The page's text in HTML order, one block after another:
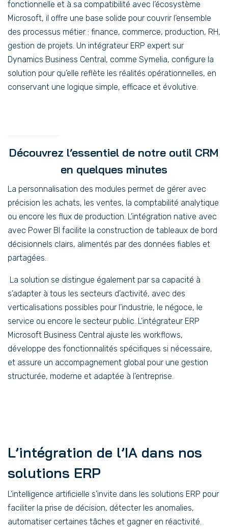
fonctionnelle et à sa compatibilité avec l’écosystème
Microsoft, il offre une base solide pour couvrir l’ensemble
des processus métier : finance, commerce, production, RH,
gestion de projets. Un intégrateur ERP expert sur
Dynamics Business Central, comme Symelia, configure la
solution pour qu’elle reflète les réalités opérationnelles, en
conservant une logique simple, efficace et évolutive.
Découvrez l’essentiel de notre outil CRM
en quelques minutes
La personnalisation des modules permet de gérer avec
précision les achats, les ventes, la comptabilité analytique
ou encore les flux de production. L’intégration native avec
avec Power BI facilite la construction de tableaux de bord
décisionnels clairs, alimentés par des données fiables et
partagées.
La solution se distingue également par sa capacité à
s’adapter à tous les secteurs d’activité, avec des
verticalisations possibles pour l’industrie, le négoce, le
service ou encore le secteur public. L’intégrateur ERP
Microsoft Business Central ajuste les workflows,
développe des fonctionnalités spécifiques si nécessaire,
et assure un accompagnement global pour une gestion
structurée, moderne et adaptée à l’entreprise.
L’intégration de l’IA dans nos
solutions ERP
L’intelligence artificielle s’invite dans les solutions ERP pour
faciliter la prise de décision, détecter les anomalies,
automatiser certaines tâches et gagner en réactivité.